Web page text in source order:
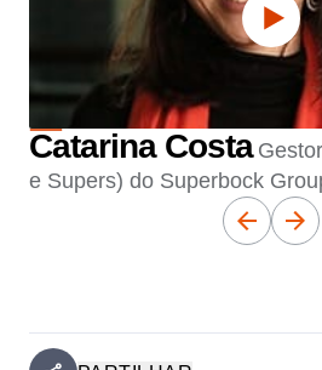
Catarina Costa
e Supers) do Superbock